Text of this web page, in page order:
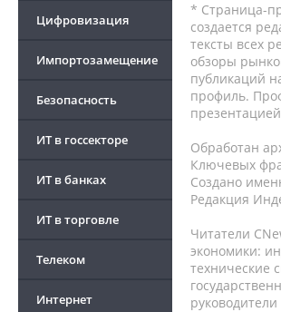
Цифровизация
Импортозамещение
Безопасность
ИТ в госсекторе
ИТ в банках
ИТ в торговле
Телеком
Интернет
* Страница-
создается
тексты всех
обзоры
публикаций
профиль.
Обработан
Ключевых
Создано
Редакция
Читатели
экономики:
технические